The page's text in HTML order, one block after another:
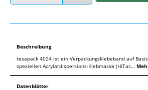
Beschreibung
tesapack 4024 ist ein Verpackungsklebeband auf
speziellen Acrylatdispersions-Klebmasse (HiTac…
Datenblätter